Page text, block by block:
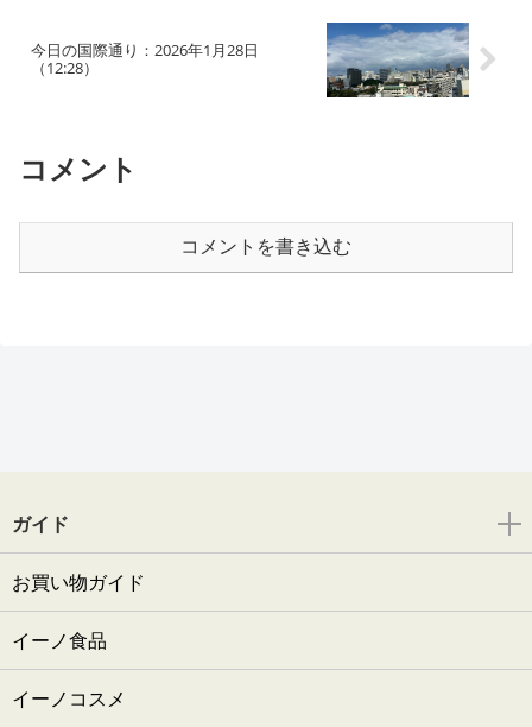
今日の国際通り：2026年1月28日
（12:28）
コメント
コメントを書き込む
ガイド
お買い物ガイド
イーノ食品
イーノコスメ